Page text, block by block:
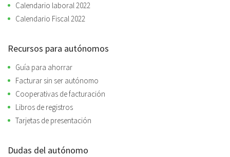
Calendario laboral 2022
Calendario Fiscal 2022
Recursos para autónomos
Guía para ahorrar
Facturar sin ser autónomo
Cooperativas de facturación
Libros de registros
Tarjetas de presentación
Dudas del autónomo